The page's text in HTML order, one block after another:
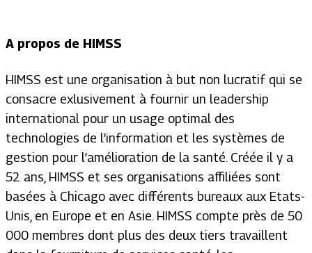
A propos de HIMSS
HIMSS est une organisation à but non lucratif qui se
consacre exlusivement à fournir un leadership
international pour un usage optimal des
technologies de l’information et les systèmes de
gestion pour l’amélioration de la santé. Créée il y a
52 ans, HIMSS et ses organisations affiliées sont
basées à Chicago avec différents bureaux aux Etats-
Unis, en Europe et en Asie. HIMSS compte près de 50
000 membres dont plus des deux tiers travaillent